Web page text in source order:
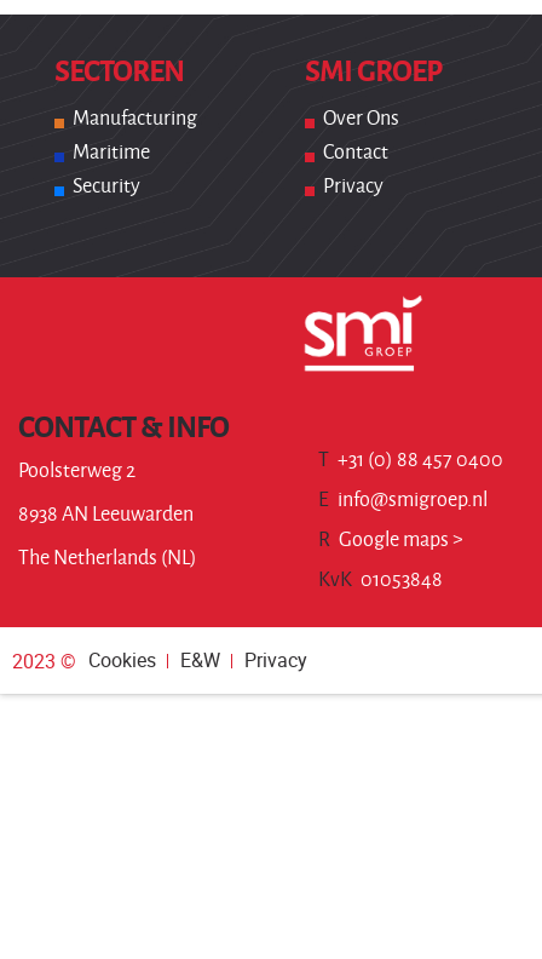
SECTOREN
Manufacturing
Maritime
Security
SMI GROEP
Over Ons
Contact
Privacy
CONTACT & INFO
Poolsterweg 2
8938 AN Leeuwarden
The Netherlands (NL)
T +31 (0) 88 457 0400
E info@smigroep.nl
R Google maps >
KvK 01053848
2023 © Cookies E&W Privacy